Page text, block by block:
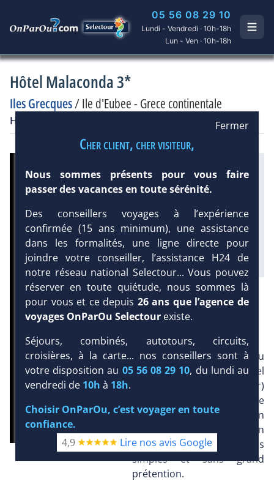
05 56 08 29 10
Lundi - Vendredi · 10h-18h
Lun - Ven · 10h-18h
Hôtel Malaconda 3*
Iles Grecques/Ile d'Eubee - Grece continentale
Hôtel
DEMANDE D’INFORMATIONS
29 °C 15 mm
Équipement :
148
Tx:21 %
Tx
: 41 %
PRÉSENTATION
Situé sur l'île d'Eubée au
nord-est d'Athènes, l'hôtel
Malaconda (ex. Eldorador)
se situe en bordure de
plage, au coeur d'un jardin
sauvage de 4 hectares. Un
hôtel aux prestations
simples et sans grand
prétention.
Fermer
Cher client, cher visiteur,
Nous sommes présents pour vous faire
passer des vacances en toute sérénité.
Des conseillers voyages à l’expérience
confirmée (15 ans minimum), une assistance
dans les formalités, une ligne directe pour
joindre votre conseiller, l’assistance H24 de
notre réseau national Selectour... Vous pouvez
réserver en toute quiétude, nous sommes là
pour vous et ce depuis 26 ans que l’agence de
voyages OnParOu Selectourexiste.
Séjours, combinés, autotours, circuits,
croisières, à la carte... nos conseillers sont à
votre disposition au 05 56 08 29 10, du lundi au
vendredi de 10h à 18h.
Choisir OnParOu, c’est voyager en toute
confiance.
4,9
Lire nos avis Google